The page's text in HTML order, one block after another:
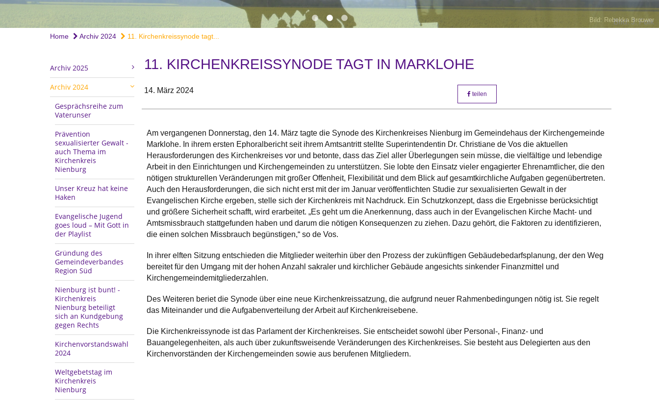
Bild: Rebekka Brouwer
Home Archiv 2024 11. Kirchenkreissynode tagt...
Archiv 2025
Archiv 2024
Gesprächsreihe zum
Vaterunser
Prävention
sexualisierter Gewalt -
auch Thema im
Kirchenkreis
Nienburg
Unser Kreuz hat keine
Haken
Evangelische Jugend
goes loud – Mit Gott in
der Playlist
Gründung des
Gemeindeverbandes
Region Süd
Nienburg ist bunt! -
Kirchenkreis
Nienburg beteiligt
sich an Kundgebung
gegen Rechts
Kirchenvorstandswahl
2024
Weltgebetstag im
Kirchenkreis
Nienburg
11. KIRCHENKREISSYNODE TAGT IN MARKLOHE
14. März 2024 teilen
Am vergangenen Donnerstag, den 14. März tagte die Synode des Kirchenkreises Nienburg im Gemeindehaus der Kirchengemeinde
Marklohe. In ihrem ersten Ephoralbericht seit ihrem Amtsantritt stellte Superintendentin Dr. Christiane de Vos die aktuellen
Herausforderungen des Kirchenkreises vor und betonte, dass das Ziel aller Überlegungen sein müsse, die vielfältige und lebendige
Arbeit in den Einrichtungen und Kirchengemeinden zu unterstützen. Sie lobte den Einsatz vieler engagierter Ehrenamtlicher, die den
nötigen strukturellen Veränderungen mit großer Offenheit, Flexibilität und dem Blick auf gesamtkirchliche Aufgaben gegenübertreten.
Auch den Herausforderungen, die sich nicht erst mit der im Januar veröffentlichten Studie zur sexualisierten Gewalt in der
Evangelischen Kirche ergeben, stelle sich der Kirchenkreis mit Nachdruck. Ein Schutzkonzept, dass die Ergebnisse berücksichtigt
und größere Sicherheit schafft, wird erarbeitet. „Es geht um die Anerkennung, dass auch in der Evangelischen Kirche Macht- und
Amtsmissbrauch stattgefunden haben und darum die nötigen Konsequenzen zu ziehen. Dazu gehört, die Faktoren zu identifizieren,
die einen solchen Missbrauch begünstigen,“ so de Vos.
In ihrer elften Sitzung entschieden die Mitglieder weiterhin über den Prozess der zukünftigen Gebäudebedarfsplanung, der den Weg
bereitet für den Umgang mit der hohen Anzahl sakraler und kirchlicher Gebäude angesichts sinkender Finanzmittel und
Kirchengemeindemitgliederzahlen.
Des Weiteren beriet die Synode über eine neue Kirchenkreissatzung, die aufgrund neuer Rahmenbedingungen nötig ist. Sie regelt
das Miteinander und die Aufgabenverteilung der Arbeit auf Kirchenkreisebene.
Die Kirchenkreissynode ist das Parlament der Kirchenkreises. Sie entscheidet sowohl über Personal-, Finanz- und
Bauangelegenheiten, als auch über zukunftsweisende Veränderungen des Kirchenkreises. Sie besteht aus Delegierten aus den
Kirchenvorständen der Kirchengemeinden sowie aus berufenen Mitgliedern.